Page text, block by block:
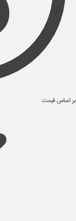
بر اساس قیمت